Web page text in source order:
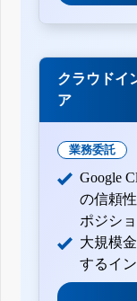
クラウドイ
ア
業務委託
Google
の信頼
ポジシ
大規模
するイ